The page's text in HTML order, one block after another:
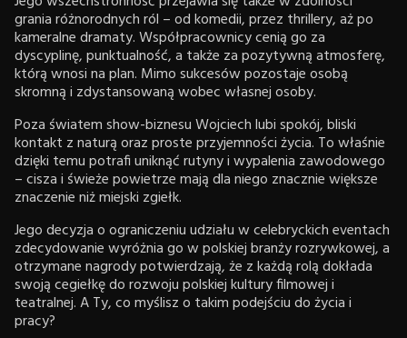
grania różnorodnych ról – od komedii, przez thrillery, aż po
kameralne dramaty. Współpracownicy cenią go za
dyscyplinę, punktualność, a także za pozytywną atmosferę,
którą wnosi na plan. Mimo sukcesów pozostaje osobą
skromną i zdystansowaną wobec własnej osoby.
Poza światem show-biznesu Wojciech lubi spokój, bliski
kontakt z naturą oraz proste przyjemności życia. To właśnie
dzięki temu potrafi uniknąć rutyny i wypalenia zawodowego
– cisza i świeże powietrze mają dla niego znacznie większe
znaczenie niż miejski zgiełk.
Jego decyzja o ograniczeniu udziału w celebryckich eventach
zdecydowanie wyróżnia go w polskiej branży rozrywkowej, a
otrzymane nagrody potwierdzają, że z każdą rolą dokłada
swoją cegiełkę do rozwoju polskiej kultury filmowej i
teatralnej. A Ty, co myślisz o takim podejściu do życia i
pracy?